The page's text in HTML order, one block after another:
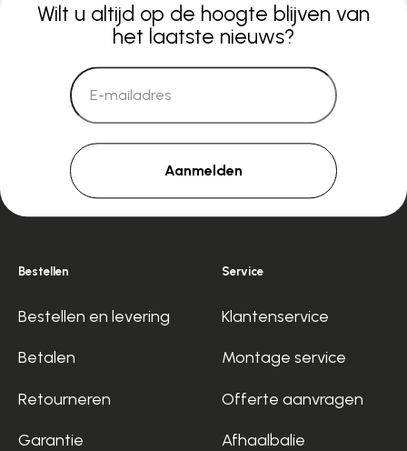
Wilt u altijd op de hoogte blijven van
het laatste nieuws?
Aanmelden
Bestellen
Bestellen en levering
Betalen
Retourneren
Garantie
Service
Klantenservice
Montage service
Offerte aanvragen
Afhaalbalie